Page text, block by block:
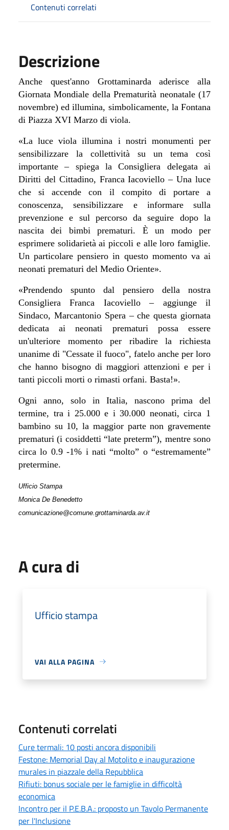
Contenuti correlati
Descrizione
Anche quest'anno Grottaminarda aderisce alla
Giornata Mondiale della Prematurità neonatale (17
novembre) ed illumina, simbolicamente, la Fontana
di Piazza XVI Marzo di viola.
«La luce viola illumina i nostri monumenti per
sensibilizzare la collettività su un tema così
importante – spiega la Consigliera delegata ai
Diritti del Cittadino, Franca Iacoviello – Una luce
che si accende con il compito di portare a
conoscenza, sensibilizzare e informare sulla
prevenzione e sul percorso da seguire dopo la
nascita dei bimbi prematuri. È un modo per
esprimere solidarietà ai piccoli e alle loro famiglie.
Un particolare pensiero in questo momento va ai
neonati prematuri del Medio Oriente».
«Prendendo spunto dal pensiero della nostra
Consigliera Franca Iacoviello – aggiunge il
Sindaco, Marcantonio Spera – che questa giornata
dedicata ai neonati prematuri possa essere
un'ulteriore momento per ribadire la richiesta
unanime di "Cessate il fuoco", fatelo anche per loro
che hanno bisogno di maggiori attenzioni e per i
tanti piccoli morti o rimasti orfani. Basta!».
Ogni anno, solo in Italia, nascono prima del
termine, tra i 25.000 e i 30.000 neonati, circa 1
bambino su 10, la maggior parte non gravemente
prematuri (i cosiddetti “late preterm”), mentre sono
circa lo 0.9 -1% i nati “molto” o “estremamente”
pretermine.
Ufficio Stampa
Monica De Benedetto
comunicazione@comune.grottaminarda.av.it
A cura di
Ufficio stampa
VAI ALLA PAGINA
Contenuti correlati
Cure termali: 10 posti ancora disponibili
Festone: Memorial Day al Motolito e inaugurazione
murales in piazzale della Repubblica
Rifiuti: bonus sociale per le famiglie in difficoltà
economica
Incontro per il P.E.B.A.: proposto un Tavolo Permanente
per l'Inclusione